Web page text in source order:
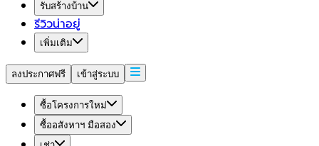
รับสร้างบ้าน
รีวิวน่าอยู่
เพิ่มเติม
ลงประกาศฟรี เข้าสู่ระบบ
ซื้อโครงการใหม่
ซื้ออสังหาฯ มือสอง